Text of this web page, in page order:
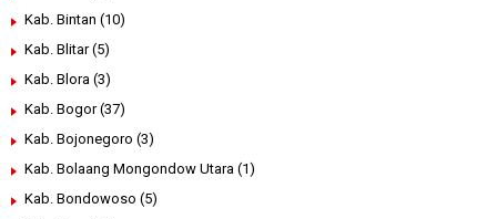
Kab. Bintan (10)
Kab. Blitar (5)
Kab. Blora (3)
Kab. Bogor (37)
Kab. Bojonegoro (3)
Kab. Bolaang Mongondow Utara (1)
Kab. Bondowoso (5)